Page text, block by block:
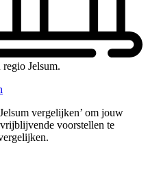
Jelsum.
vergelijken’ om jouw
voorstellen te